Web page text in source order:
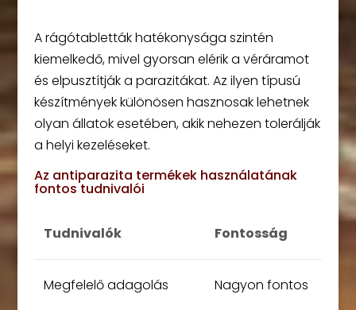
A rágótabletták hatékonysága szintén
kiemelkedő, mivel gyorsan elérik a véráramot
és elpusztítják a parazitákat. Az ilyen típusú
készítmények különösen hasznosak lehetnek
olyan állatok esetében, akik nehezen tolerálják
a helyi kezeléseket.
Az antiparazita termékek használatának
fontos tudnivalói
Tudnivalók Fontosság
Megfelelő adagolás Nagyon fontos